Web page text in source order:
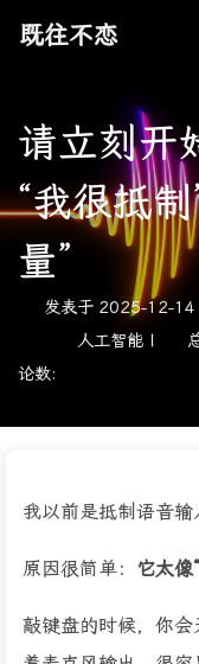
既往不恋
请立刻开
“我很抵
量”
发表于 2025-12-14
人工智能 |
论数:
我以前是抵制语音输
原因很简单： 它太像
敲键盘的时候，你